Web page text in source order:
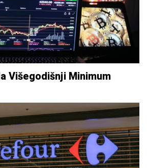
Višegodišnji Minimum